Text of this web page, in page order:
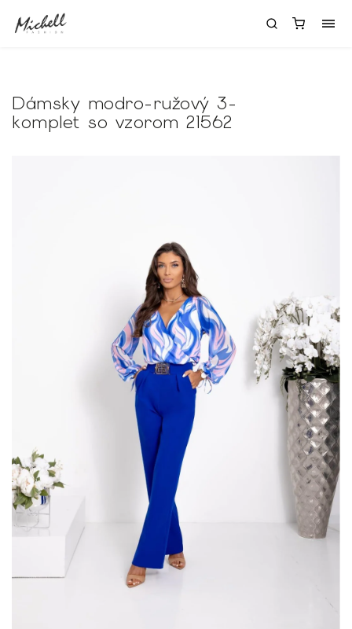
Dámsky modro-ružový 3-
komplet so vzorom 21562